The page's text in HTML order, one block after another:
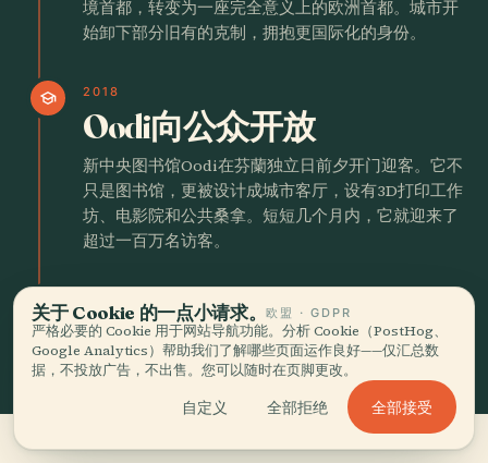
境首都，转变为一座完全意义上的欧洲首都。城市开
始卸下部分旧有的克制，拥抱更国际化的身份。
school 2018
Oodi向公众开放
新中央图书馆Oodi在芬蘭独立日前夕开门迎客。它不
只是图书馆，更被设计成城市客厅，设有3D打印工作
坊、电影院和公共桑拿。短短几个月内，它就迎来了
超过一百万名访客。
schedule
关于 Cookie 的一点小请求。欧盟 · GDPR
严格必要的 Cookie 用于网站导航功能。分析 Cookie（PostHog、
Google Analytics）帮助我们了解哪些页面运作良好——仅汇总数
据，不投放广告，不出售。您可以随时在页脚更改。
自定义 全部拒绝 全部接受